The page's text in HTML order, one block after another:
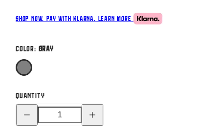
Shop now. Pay with Klarna. Learn more
Color: Gray
Gray
Quantity
Decrease
quantity
quantity